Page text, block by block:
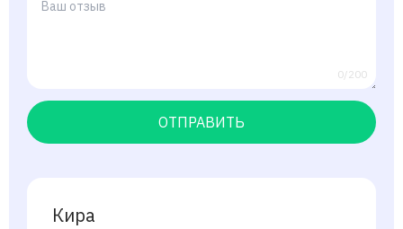
0/200
ОТПРАВИТЬ
Кира